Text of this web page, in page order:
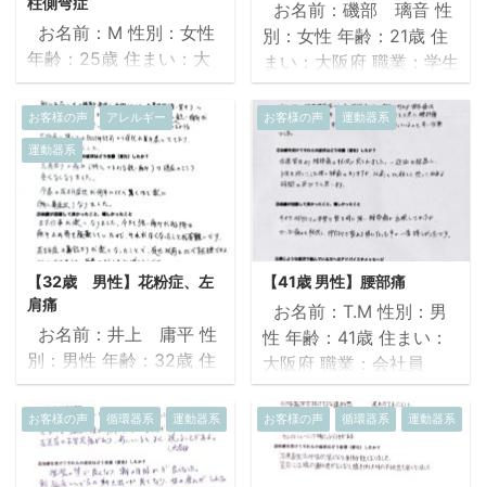
お名前：M 性別：女性
年齢：25歳 住まい：大
阪府 職業：理学療法士
①治療を受ける前の症
状 左肩こりがあり、頭痛
や首の曲げにくさがあり
ました。また腕も上がり
にくかったです。脊椎側
弯症の影響もあり、腰痛
と下肢長差が生じ、右足
が地面についていないよ
うな感覚がありました。
働き始めてからは、学生
時代と同様に腰痛がひど
もありました。現在も介
助するときや移動中に電
気が走るような痛みがあ
お名前：磯部 璃音 性
別：女性 年齢：21歳 住
まい：大阪府 職業：学生
①治療を受ける前の
症状 4、5年前から主症
状として腰痛がありま
す。日中痛みがあるわけ
では無く、起床時や長時
間の同姿勢により、痛み
や腰部の重だるみが感じ
られます。他に左脚の内
転筋周辺が時々痛む時が
あったり、開脚をした際
に同部位がストレッチと
は違うちぎれそうな感覚
に陥ります。少し気にな
ることとして、左肩挙上
時の違和感、時々起こる
便秘、耳鳴り、頭痛があ
お客様の声 アレルギー
運動器系
【32歳 男性】花粉症、左
肩痛
お名前：井上 庸平 性
別：男性 年齢：32歳 住
まい：大阪府 職業：理学
療法士 ①治療を受け
る前の症状 約10年前に
左の鎖骨を骨折し手術し
お客様の声 運動器系
【41歳 男性】腰部痛
お名前：T.M 性別：男
性 年齢：41歳 住まい：
大阪府 職業：会社員
①治療を受ける前の症
状 24歳の時に腰部椎間
板ヘルニアの診断を受け
る。手術は行わず保存療
お客様の声 循環器系 運動器系 お客様の声 循環器系 運動器系